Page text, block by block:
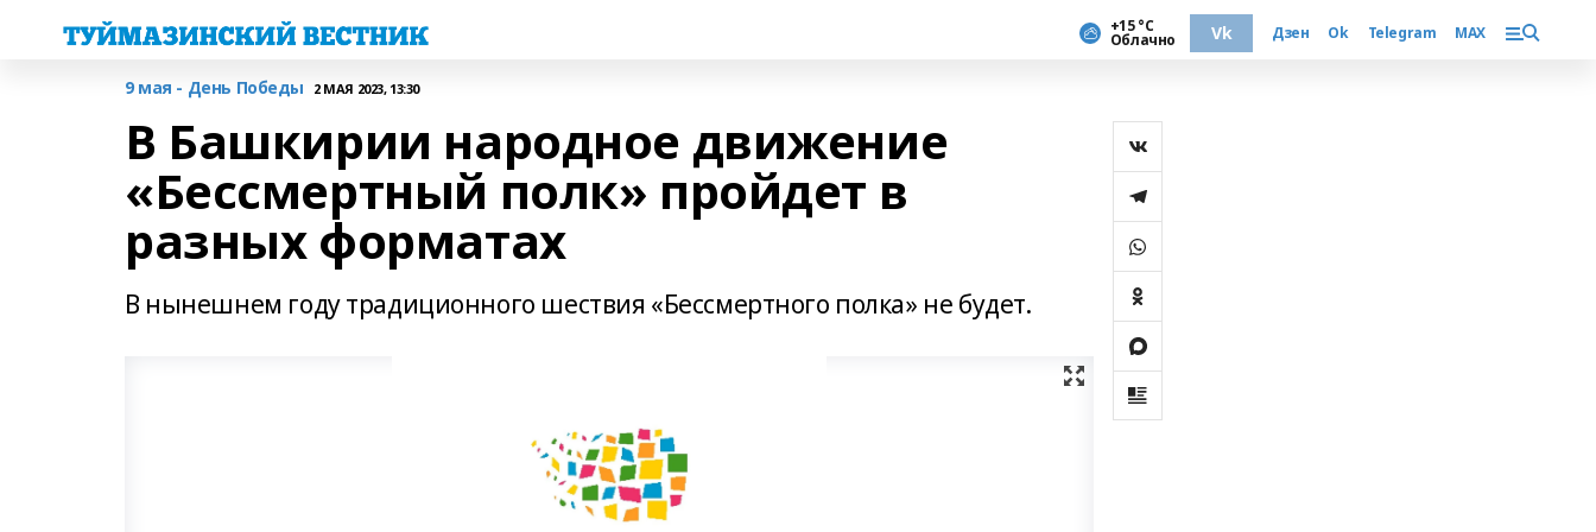
+15 °С
Облачно Vk Дзен Ok Telegram MAX
9 мая - День Победы 2 МАЯ 2023, 13:30
В Башкирии народное движение
«Бессмертный полк» пройдет в
разных форматах
В нынешнем году традиционного шествия «Бессмертного полка» не будет.